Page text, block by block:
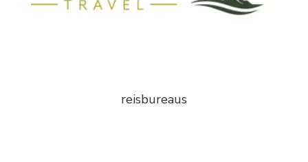
reisbureaus